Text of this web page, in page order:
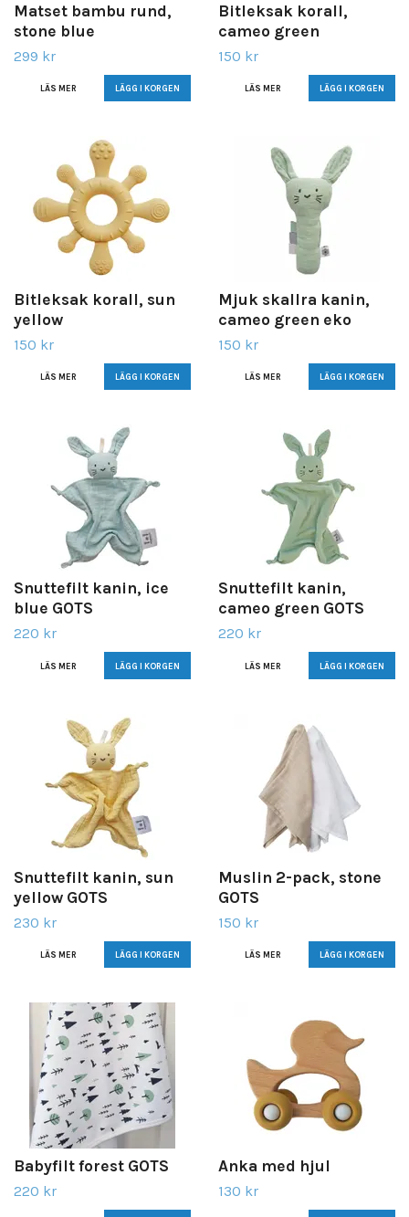
Matset bambu rund,
stone blue
299 kr
LÄS MER
Bitleksak korall,
cameo green
150 kr
LÄS MER
Bitleksak korall, sun
yellow
150 kr
LÄS MER
Mjuk skallra kanin,
cameo green eko
150 kr
LÄS MER
Snuttefilt kanin, ice
blue GOTS
220 kr
LÄS MER
Snuttefilt kanin,
cameo green GOTS
220 kr
LÄS MER
Snuttefilt kanin, sun
yellow GOTS
230 kr
LÄS MER
Muslin 2-pack, stone
GOTS
150 kr
LÄS MER
Babyfilt forest GOTS
220 kr
Anka med hjul
130 kr